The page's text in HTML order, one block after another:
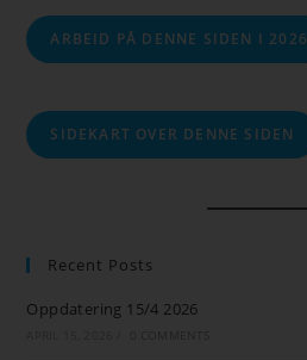
ARBEID PÅ DENNE SIDEN I 2026
SIDEKART OVER DENNE SIDEN
Recent Posts
Oppdatering 15/4 2026